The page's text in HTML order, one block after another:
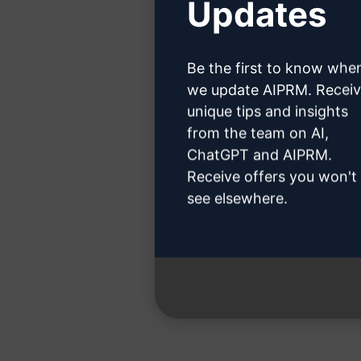
Claude
3.
Updates
Be the first to know
we update AIPRM.
unique tips and insights
from the team on AI,
ChatGPT and AIPRM.
Receive offers you won't
see elsewhere.